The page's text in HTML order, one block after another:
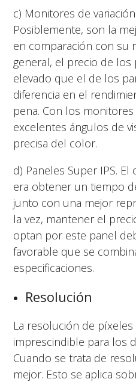
c) Monitores de
Posiblemente, son la
en comparación con su
general, el precio de los
elevado que el de los
diferencia en el
pena. Con los
excelentes ángulos de
precisa del color.
d) Paneles Super IPS.
era obtener un tiempo
junto con una mejor
la vez, mantener el
optan por este panel
favorable que se
especificaciones.
Resolución
La resolución de
imprescindible para los
Cuando se trata de
mejor. Esto se aplica